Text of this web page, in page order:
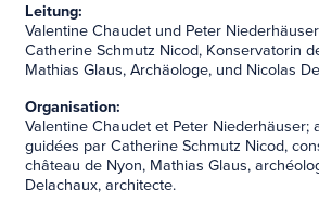
Leitung:
Valentine Chaudet und Peter
Catherine Schmutz Nicod, Konservatorin
Mathias Glaus, Archäologe, und Nicolas
Organisation:
Valentine Chaudet et Peter Niederhäuser;
guidées par Catherine Schmutz Nicod,
château de Nyon, Mathias Glaus,
Delachaux, architecte.